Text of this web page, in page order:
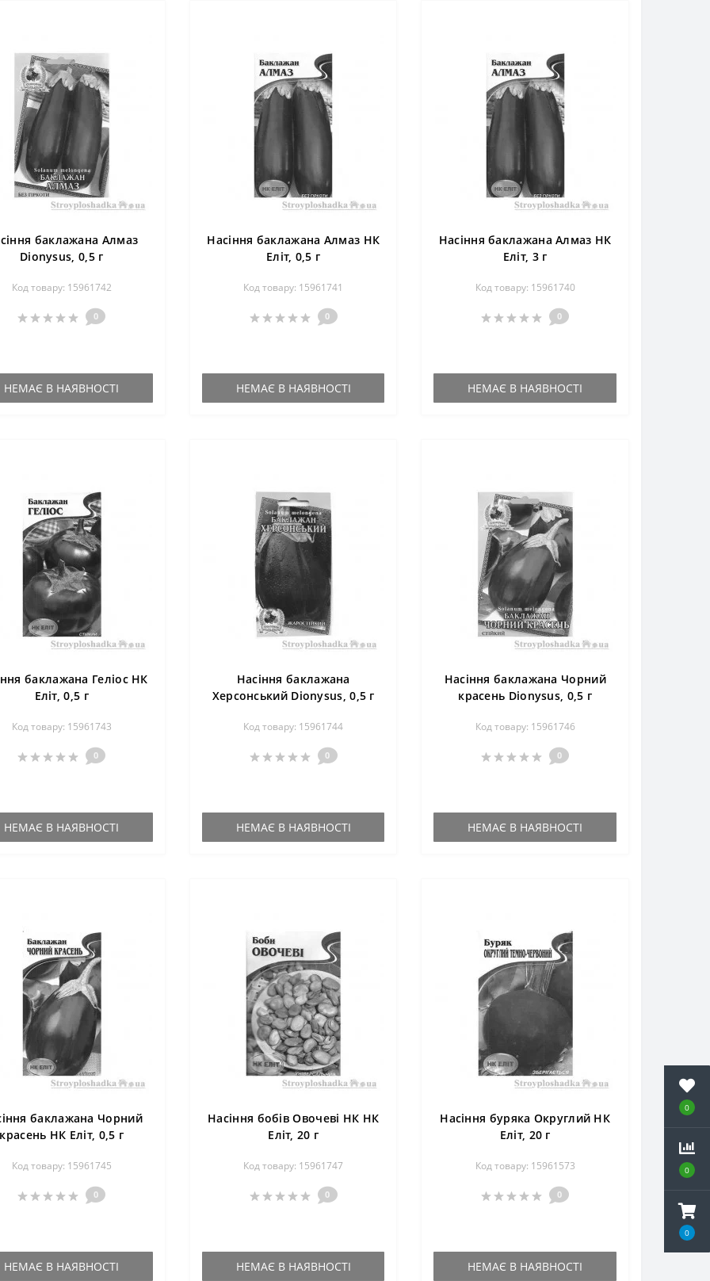
0
0
0
баклажана Алмаз
Dionysus, 0,5 г
Код товару: 15961742
0
НЕМАЄ В НАЯВНОСТІ
Насіння баклажана Алмаз НК
Еліт, 0,5 г
Код товару: 15961741
0
НЕМАЄ В НАЯВНОСТІ
Насіння баклажана Алмаз НК
Еліт, 3 г
Код товару: 15961740
0
НЕМАЄ В НАЯВНОСТІ
баклажана Геліос НК
Еліт, 0,5 г
Код товару: 15961743
0
НЕМАЄ В НАЯВНОСТІ
Насіння баклажана
Херсонський Dionysus, 0,5 г
Код товару: 15961744
0
НЕМАЄ В НАЯВНОСТІ
Насіння баклажана Чорний
красень Dionysus, 0,5 г
Код товару: 15961746
0
НЕМАЄ В НАЯВНОСТІ
баклажана Чорний
красень НК Еліт, 0,5 г
Код товару: 15961745
0
НЕМАЄ В НАЯВНОСТІ
Насіння бобів Овочеві НК НК
Еліт, 20 г
Код товару: 15961747
0
НЕМАЄ В НАЯВНОСТІ
Насіння буряка Округлий НК
Еліт, 20 г
Код товару: 15961573
0
НЕМАЄ В НАЯВНОСТІ